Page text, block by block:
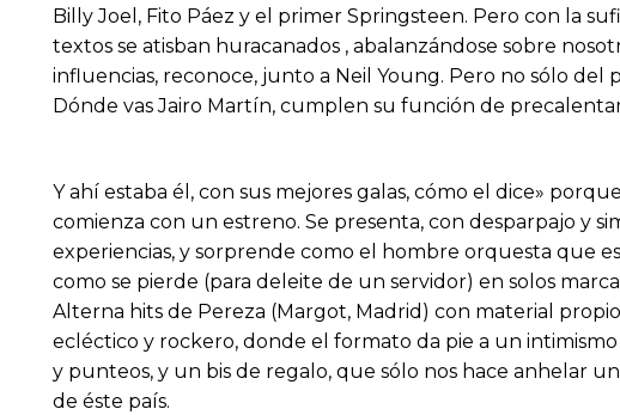
Billy Joel, Fito Páez y el primer Springsteen. Pero con la
textos se atisban huracanados , abalanzándose sobre
influencias, reconoce, junto a Neil Young. Pero no sólo
Dónde vas Jairo Martín, cumplen su función de
Y ahí estaba él, con sus mejores galas, cómo el dice»
comienza con un estreno. Se presenta, con desparpajo y
experiencias, y sorprende como el hombre orquesta que
como se pierde (para deleite de un servidor) en solos
Alterna hits de Pereza (Margot, Madrid) con material
ecléctico y rockero, donde el formato da pie a un
y punteos, y un bis de regalo, que sólo nos hace anhelar
de éste país.